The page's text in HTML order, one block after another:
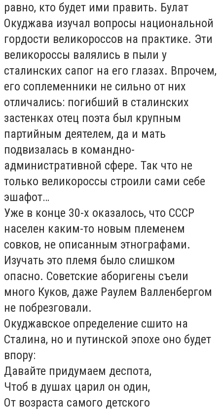
равно, кто будет ими править. Булат
Окуджава изучал вопросы национальной
гордости великороссов на практике. Эти
великороссы валялись в пыли у
сталинских сапог на его глазах. Впрочем,
его соплеменники не сильно от них
отличались: погибший в сталинских
застенках отец поэта был крупным
партийным деятелем, да и мать
подвизалась в командно-
административной сфере. Так что не
только великороссы строили сами себе
эшафот…
Уже в конце 30-х оказалось, что СССР
населен каким-то новым племенем
совков, не описанным этнографами.
Изучать это племя было слишком
опасно. Советские аборигены съели
много Куков, даже Раулем Валленбергом
не побрезговали.
Окуджавское определение сшито на
Сталина, но и путинской эпохе оно будет
впору:
Давайте придумаем деспота,
Чтоб в душах царил он один,
От возраста самого детского